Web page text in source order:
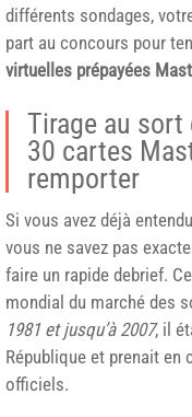
différents sondages,
part au concours pour
virtuelles prépayées
Tirage au sort
30 cartes
remporter
Si vous avez déjà
vous ne savez pas
faire un rapide debrief.
mondial du marché des
1981 et jusqu’à 2007, il
République et prenait en
officiels.